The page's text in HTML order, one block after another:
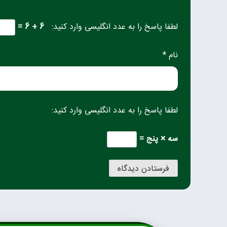
لطفا پاسخ را به عدد انگلیسی وارد کنید: 6 + 6 =
نام *
لطفا پاسخ را به عدد انگلیسی وارد کنید:
سه × پنج =